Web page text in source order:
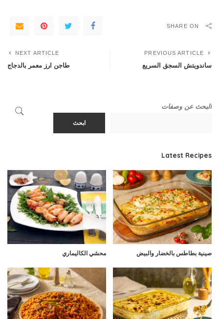
SHARE ON
PREVIOUS ARTICLE
ساندويتش السجق السريع
NEXT ARTICLE
طاجن ارز معمر بالدجاج
البحث عن وصفات
ابحث
Latest Recipes
صينية بطاطس بالخضار والبيض محشي الكاليماري